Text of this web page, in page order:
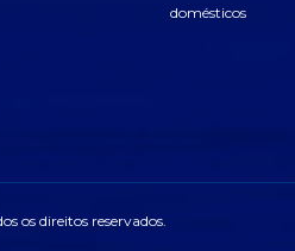
domésticos
os direitos reservados.